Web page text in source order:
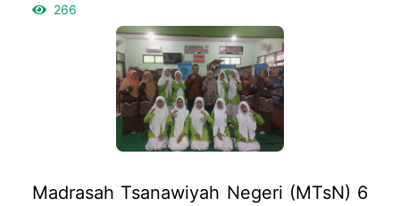
266
Madrasah Tsanawiyah Negeri (MTsN) 6